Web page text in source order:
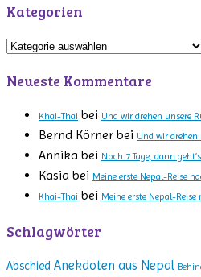
Kategorien
Kategorien
Neueste Kommentare
Khai-Thai bei Und wir drehen unsere
Bernd Körner bei Und wir drehen
Annika bei Noch 7 Tage, dann
Kasia bei Meine erste Nepal-Reise
Khai-Thai bei Meine erste Nepal-
Schlagwörter
Abschied Anekdoten aus Nepal